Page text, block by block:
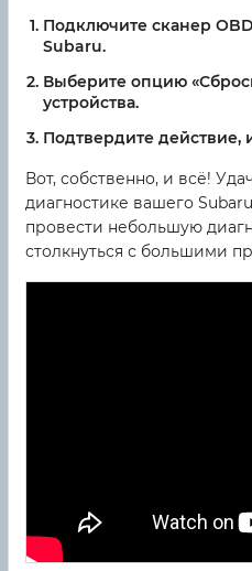
Подключите сканер
Subaru.
Выберите опцию
устройства.
Подтвердите действие,
Вот, собственно, и всё!
диагностике вашего
провести небольшую
столкнуться с большими